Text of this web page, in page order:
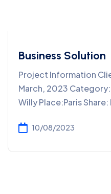
Business Solution
Project Information
March, 2023
Willy Place:Paris Share:
10/08/2023